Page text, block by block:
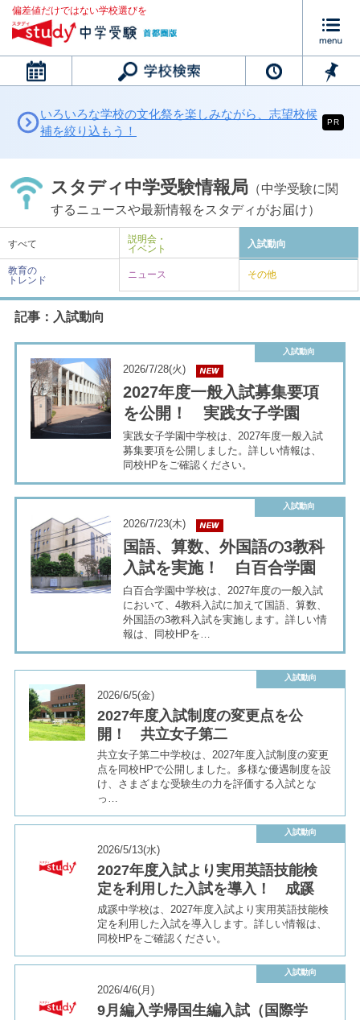
偏差値だけではない学校選びを
カレンダー
ブックマークした学校
ブックマークした学校はありません
いろいろな学校の文化祭を楽しみながら、志望校候
補を絞り込もう！
PR
スタディ中学受験情報局 （中学受験に関
するニュースや最新情報をスタディがお届け）
すべて
説明会・
イベント
入試動向
教育の
トレンド
ニュース その他
記事：入試動向
入試動向
2026/7/28(火)
2027年度一般入試募集要項
を公開！ 実践女子学園
実践女子学園中学校は、2027年度一般入試
募集要項を公開しました。詳しい情報は、
同校HPをご確認ください。
入試動向
2026/7/23(木)
国語、算数、外国語の3教科
入試を実施！ 白百合学園
白百合学園中学校は、2027年度の一般入試
において、4教科入試に加えて国語、算数、
外国語の3教科入試を実施します。詳しい情
報は、同校HPを…
入試動向
2026/6/5(金)
2027年度入試制度の変更点を公
開！ 共立女子第二
共立女子第二中学校は、2027年度入試制度の変更
点を同校HPで公開しました。多様な優遇制度を設
け、さまざまな受験生の力を評価する入試とな
っ…
入試動向
2026/5/13(水)
2027年度入試より実用英語技能検
定を利用した入試を導入！ 成蹊
成蹊中学校は、2027年度入試より実用英語技能検
定を利用した入試を導入します。詳しい情報は、
同校HPをご確認ください。
入試動向
2026/4/6(月)
9月編入学帰国生編入試（国際学